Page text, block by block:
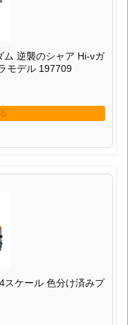
ム 逆襲のシャア Hi-νガ
モデル 197709
スケール 色分け済みプ